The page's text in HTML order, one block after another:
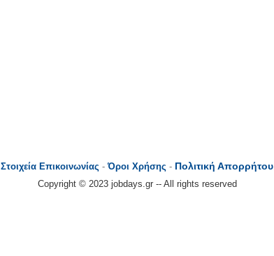
Στοιχεία Επικοινωνίας -Όροι Χρήσης - Πολιτική Απορρήτου
Copyright © 2023 jobdays.gr -- All rights reserved